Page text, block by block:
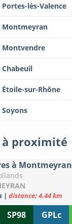
lès-Valence
Montmeyran
Montvendre
sur-Rhône
proximité
à Montmeyran
| distance: 4.44 km
SP98 GPLc